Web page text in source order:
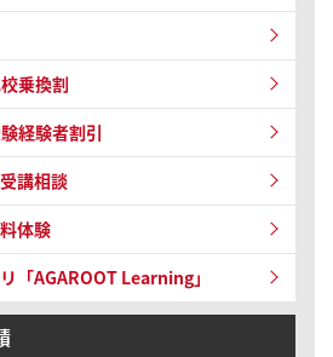
乗換割
経験者割引
講相談
体験
「AGAROOT Learning」